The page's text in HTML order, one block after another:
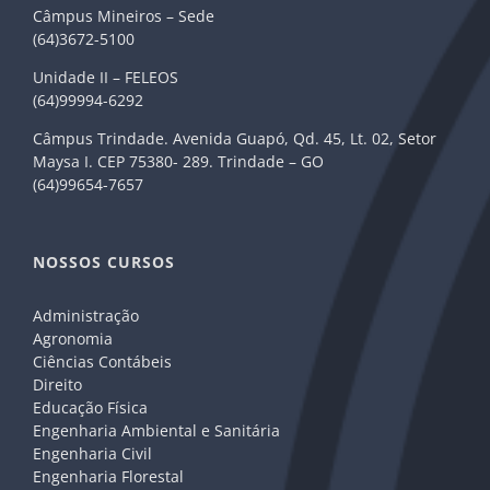
Câmpus Mineiros – Sede
(64)3672-5100
Unidade II – FELEOS
(64)99994-6292
Câmpus Trindade. Avenida Guapó, Qd. 45, Lt. 02, Setor
Maysa I. CEP 75380- 289. Trindade – GO
(64)99654-7657
NOSSOS CURSOS
Administração
Agronomia
Ciências Contábeis
Direito
Educação Física
Engenharia Ambiental e Sanitária
Engenharia Civil
Engenharia Florestal